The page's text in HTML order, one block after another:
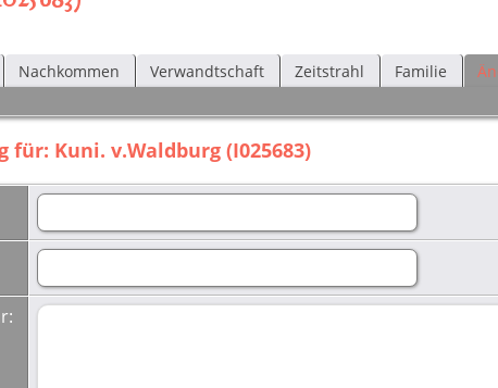
Nachkommen Verwandtschaft Zeitstrahl Familie
für: Kuni. v.Waldburg (I025683)